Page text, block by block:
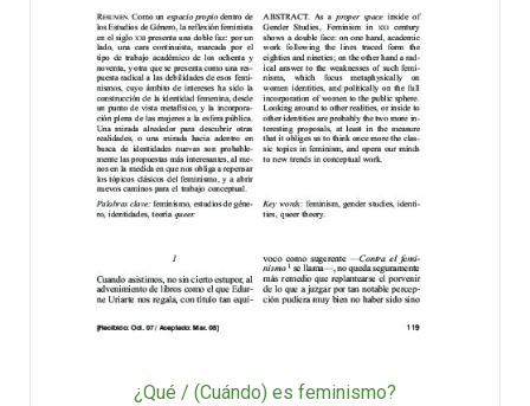
¿Qué / (Cuándo) es feminismo?